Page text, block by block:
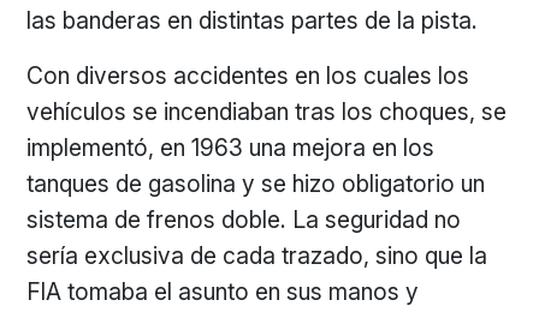
las banderas en distintas partes de la pista.
Con diversos accidentes en los cuales los
vehículos se incendiaban tras los choques, se
implementó, en 1963 una mejora en los
tanques de gasolina y se hizo obligatorio un
sistema de frenos doble. La seguridad no
sería exclusiva de cada trazado, sino que la
FIA tomaba el asunto en sus manos y